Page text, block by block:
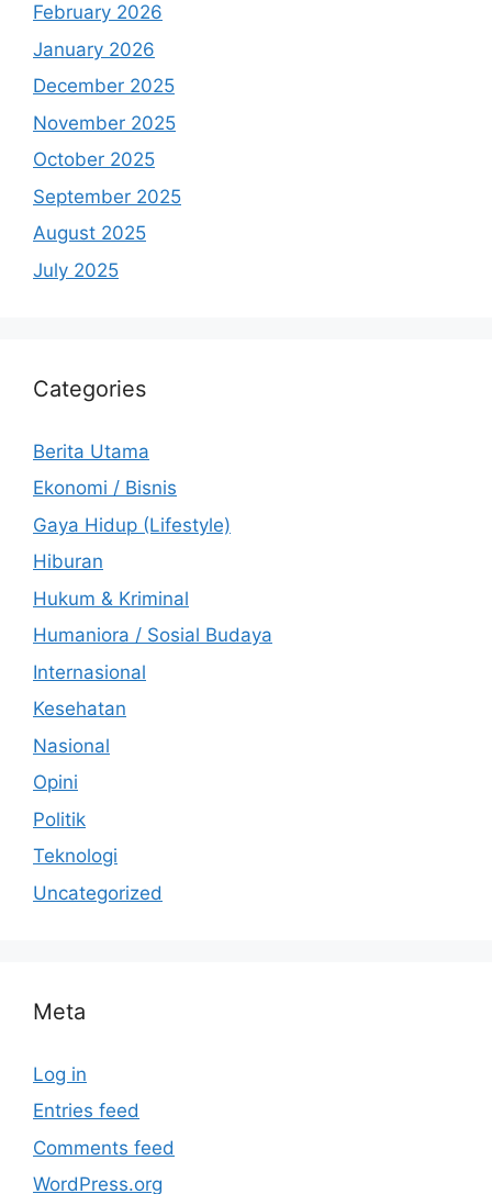
February 2026
January 2026
December 2025
November 2025
October 2025
September 2025
August 2025
July 2025
Categories
Berita Utama
Ekonomi / Bisnis
Gaya Hidup (Lifestyle)
Hiburan
Hukum & Kriminal
Humaniora / Sosial Budaya
Internasional
Kesehatan
Nasional
Opini
Politik
Teknologi
Uncategorized
Meta
Log in
Entries feed
Comments feed
WordPress.org